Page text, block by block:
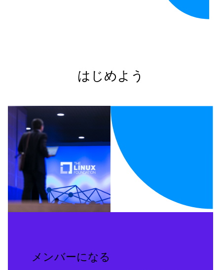
はじめよう
メンバーになる